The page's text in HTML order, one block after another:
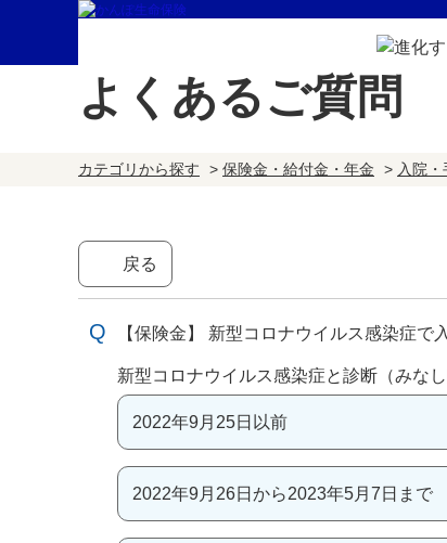
よくあるご質問
カテゴリから探す > 保険金・給付金・年金 > 入院
戻る
【保険金】 新型コロナウイルス感染症
新型コロナウイルス感染症と診断（みな
2022年9月25日以前
2022年9月26日から2023年5月7日まで